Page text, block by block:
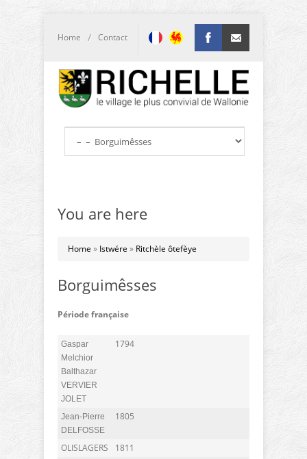
Home / Contact
You are here
Home » Istwére » Ritchèle ôtefèye
Borguimêsses
Période française
Gaspar
Melchior
Balthazar
VERVIER
JOLET
1794
Jean-Pierre
DELFOSSE
1805
OLISLAGERS 1811